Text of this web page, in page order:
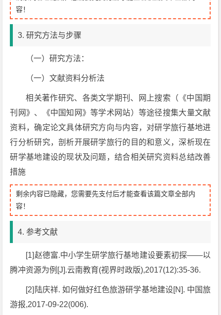
容！
3. 研究方法与步骤
（一）研究方法：
（一）文献资料分析法
相关著作研究、各类文学期刊、网上搜索（《中国期
刊网》、《中国知网》等学术网站）等途径搜集大量文献
资料，确定论文具体研究方向与内容，对研学旅行基地进
行分析研究，剖析开展研学旅行的目的和意义，深析现在
研学基地建设的现状及问题，结合相关研究资料总结改善
措施
剩余内容已隐藏，您需要先支付后才能查看该篇文章全部内
容！
4. 参考文献
[1]赵德富.中小学生研学旅行基地建设要素初探——以
腾冲资源为例[J].云南教育(视界时政版),2017(12):35-36.
[2]陆庆祥. 如何做好红色旅游研学基地建设[N]. 中国旅
游报,2017-09-22(006).